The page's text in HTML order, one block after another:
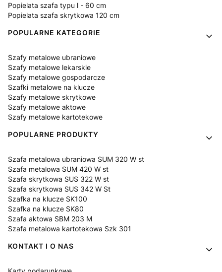
Popielata szafa typu l - 60 cm
Popielata szafa skrytkowa 120 cm
POPULARNE KATEGORIE
Szafy metalowe ubraniowe
Szafy metalowe lekarskie
Szafy metalowe gospodarcze
Szafki metalowe na klucze
Szafy metalowe skrytkowe
Szafy metalowe aktowe
Szafy metalowe kartotekowe
POPULARNE PRODUKTY
Szafa metalowa ubraniowa SUM 320 W st
Szafa metalowa SUM 420 W st
Szafa skrytkowa SUS 322 W st
Szafa skrytkowa SUS 342 W St
Szafka na klucze SK100
Szafka na klucze SK80
Szafa aktowa SBM 203 M
Szafa metalowa kartotekowa Szk 301
KONTAKT I O NAS